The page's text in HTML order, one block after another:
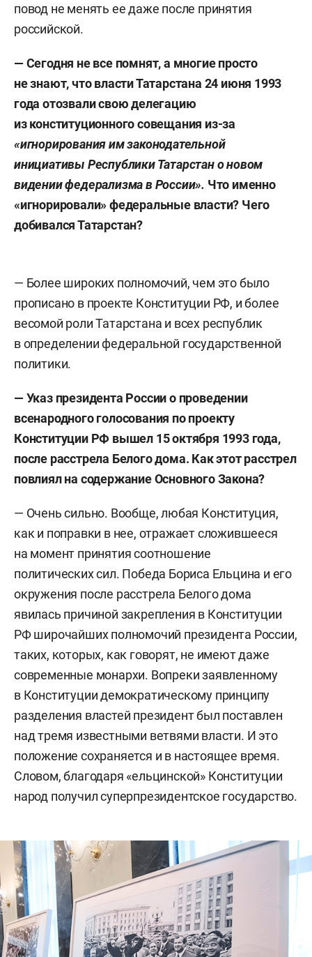
повод не менять ее даже после принятия
российской.
— Сегодня не все помнят, а многие просто
не знают, что власти Татарстана 24 июня 1993
года отозвали свою делегацию
из конституционного совещания из-за
«игнорирования им законодательной
инициативы Республики Татарстан о новом
видениифедерализма в России». Что именно
«игнорировали» федеральные власти? Чего
добивался Татарстан?
— Более широких полномочий, чем это было
прописано в проекте Конституции РФ, и более
весомой роли Татарстана и всех республик
в определении федеральной государственной
политики.
— Указ президента России о проведении
всенародного голосования по проекту
Конституции РФ вышел 15 октября 1993 года,
после расстрела Белого дома. Как этот расстрел
повлиял на содержание Основного Закона?
— Очень сильно. Вообще, любая Конституция,
как и поправки в нее, отражает сложившееся
на момент принятия соотношение
политических сил. Победа Бориса Ельцина и его
окружения после расстрела Белого дома
явилась причиной закрепления в Конституции
РФ широчайших полномочий президента России,
таких, которых, как говорят, не имеют даже
современные монархи. Вопреки заявленному
в Конституции демократическому принципу
разделения властей президент был поставлен
над тремя известными ветвями власти. И это
положение сохраняется и в настоящее время.
Словом, благодаря «ельцинской» Конституции
народ получил суперпрезидентское государство.